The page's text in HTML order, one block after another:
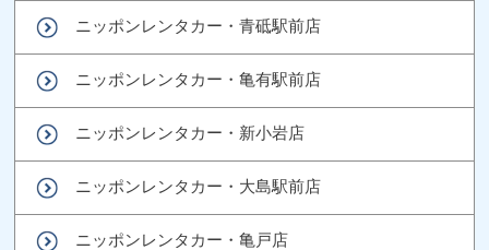
ニッポンレンタカー・青砥駅前店
ニッポンレンタカー・亀有駅前店
ニッポンレンタカー・新小岩店
ニッポンレンタカー・大島駅前店
ニッポンレンタカー・亀戸店